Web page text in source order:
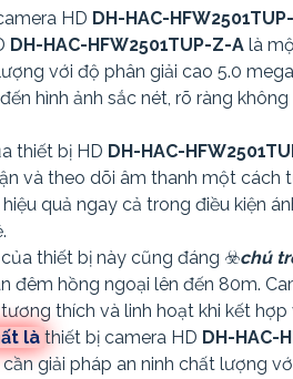
HD DH-HAC-
DH-HAC-HFW2501TUP-Z-A là
với độ phân giải cao 5.0
hình ảnh sắc nét, rõ ràng
thiết bị HD DH-HAC-
và theo dõi âm thanh một cách
quả ngay cả trong điều kiện
thiết bị này cũng đáng ☣️chú
đêm hồng ngoại lên đến 80m.
tương thích và linh hoạt khi kết
là thiết bị camera HD DH-HAC-
giải pháp an ninh chất lượng